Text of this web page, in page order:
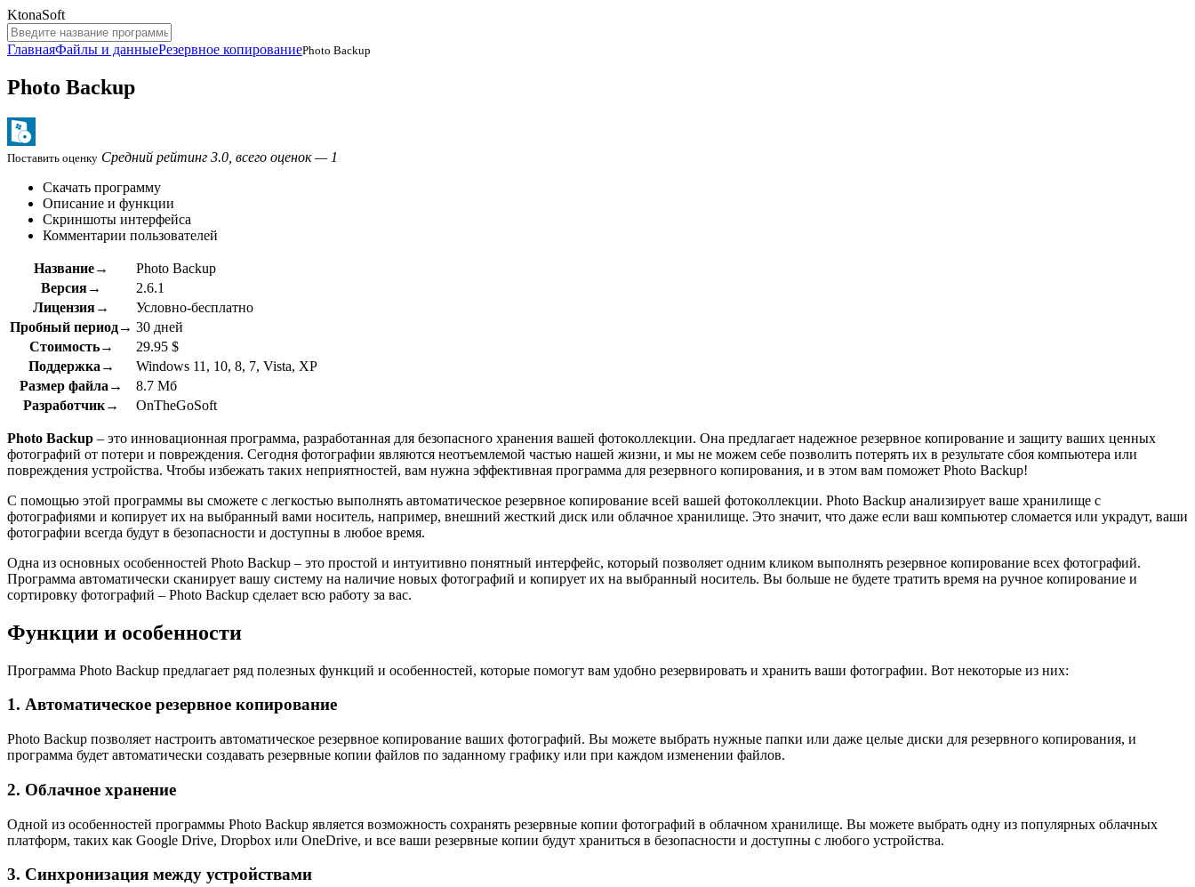
KtonaSoft
ГлавнаяФайлы и данныеРезервное копированиеPhoto Backup
Photo Backup
Поставить оценку Средний рейтинг 3.0, всего оценок — 1
Скачать программу
Описание и функции
Скриншоты интерфейса
Комментарии пользователей
Название→
Photo Backup
Версия→
2.6.1
Лицензия→
Условно-бесплатно
Пробный период→ 30 дней
Стоимость→
29.95 $
Поддержка→
Windows 11, 10, 8, 7, Vista, XP
Размер файла→
8.7 Мб
Разработчик→
OnTheGoSoft
Photo Backup – это инновационная программа, разработанная для безопасного хранения вашей фотоколлекции. Она предлагает надежное резервное копирование и защиту ваших ценных
фотографий от потери и повреждения. Сегодня фотографии являются неотъемлемой частью нашей жизни, и мы не можем себе позволить потерять их в результате сбоя компьютера или
повреждения устройства. Чтобы избежать таких неприятностей, вам нужна эффективная программа для резервного копирования, и в этом вам поможет Photo Backup!
С помощью этой программы вы сможете с легкостью выполнять автоматическое резервное копирование всей вашей фотоколлекции. Photo Backup анализирует ваше хранилище с
фотографиями и копирует их на выбранный вами носитель, например, внешний жесткий диск или облачное хранилище. Это значит, что даже если ваш компьютер сломается или украдут, ваши
фотографии всегда будут в безопасности и доступны в любое время.
Одна из основных особенностей Photo Backup – это простой и интуитивно понятный интерфейс, который позволяет одним кликом выполнять резервное копирование всех фотографий.
Программа автоматически сканирует вашу систему на наличие новых фотографий и копирует их на выбранный носитель. Вы больше не будете тратить время на ручное копирование и
сортировку фотографий – Photo Backup сделает всю работу за вас.
Функции и особенности
Программа Photo Backup предлагает ряд полезных функций и особенностей, которые помогут вам удобно резервировать и хранить ваши фотографии. Вот некоторые из них:
1. Автоматическое резервное копирование
Photo Backup позволяет настроить автоматическое резервное копирование ваших фотографий. Вы можете выбрать нужные папки или даже целые диски для резервного копирования, и
программа будет автоматически создавать резервные копии файлов по заданному графику или при каждом изменении файлов.
2. Облачное хранение
Одной из особенностей программы Photo Backup является возможность сохранять резервные копии фотографий в облачном хранилище. Вы можете выбрать одну из популярных облачных
платформ, таких как Google Drive, Dropbox или OneDrive, и все ваши резервные копии будут храниться в безопасности и доступны с любого устройства.
3. Синхронизация между устройствами